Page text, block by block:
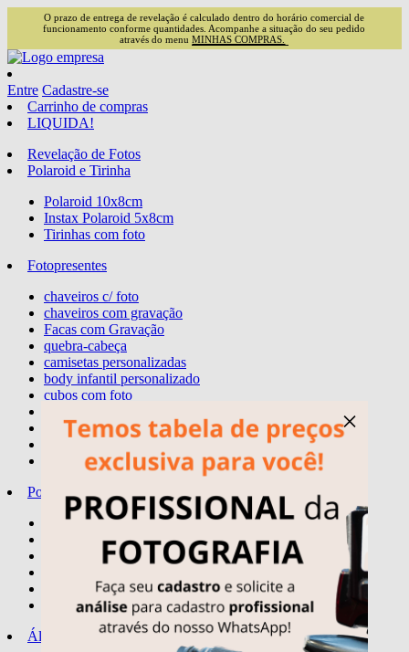
O prazo de entrega de revelação é calculado dentro do horário comercial de
funcionamento conforme quantidades. Acompanhe a situação do seu pedido
através do menuMINHAS COMPRAS.
Entre Cadastre-se
Carrinho de compras
LIQUIDA!
Revelação de Fotos
Polaroid e Tirinha
Polaroid 10x8cm
Instax Polaroid 5x8cm
Tirinhas com foto
Fotopresentes
chaveiros c/ foto
chaveiros com gravação
Facas com Gravação
quebra-cabeça
camisetas personalizadas
body infantil personalizado
cubos com foto
quadros temas
display - stand-up mini
Porta-Retratos
10x15
30X40
Álbuns
×